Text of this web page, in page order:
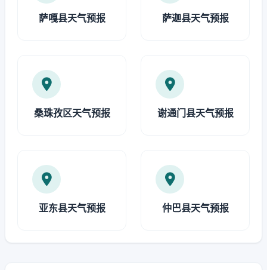
萨嘎县天气预报 萨迦县天气预报
桑珠孜区天气预报 谢通门县天气预报
亚东县天气预报 仲巴县天气预报